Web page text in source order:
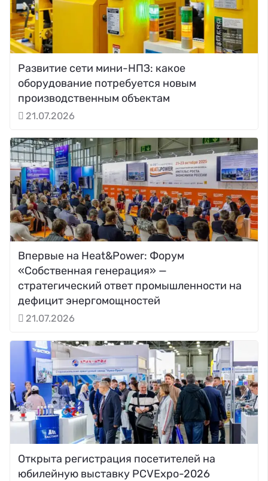
Развитие сети мини-НПЗ: какое
оборудование потребуется новым
производственным объектам
21.07.2026
Впервые на Heat&Power: Форум
«Собственная генерация» —
стратегический ответ промышленности на
дефицит энергомощностей
21.07.2026
Открыта регистрация посетителей на
юбилейную выставку PCVExpo-2026